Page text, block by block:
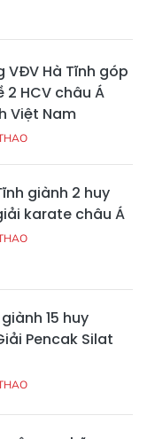
VĐV Hà Tĩnh góp
HCV châu Á
Việt Nam
giành 2 huy
karate châu Á
15 huy
Pencak Silat